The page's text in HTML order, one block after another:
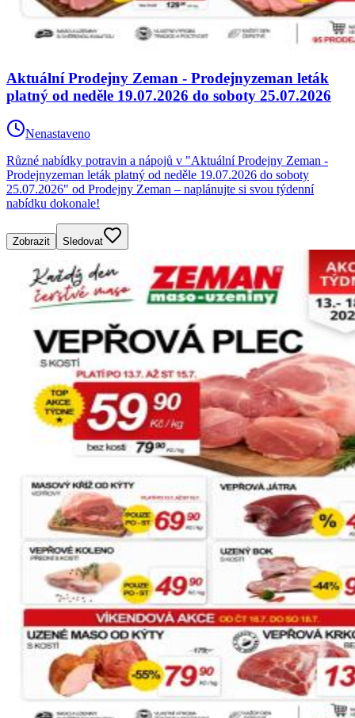
Aktuální Prodejny Zeman - Prodejnyzeman leták
platný od neděle 19.07.2026 do soboty 25.07.2026
Nenastaveno
Různé nabídky potravin a nápojů v "Aktuální Prodejny Zeman -
Prodejnyzeman leták platný od neděle 19.07.2026 do soboty
25.07.2026" od Prodejny Zeman – naplánujte si svou týdenní
nabídku dokonale!
Zobrazit Sledovat